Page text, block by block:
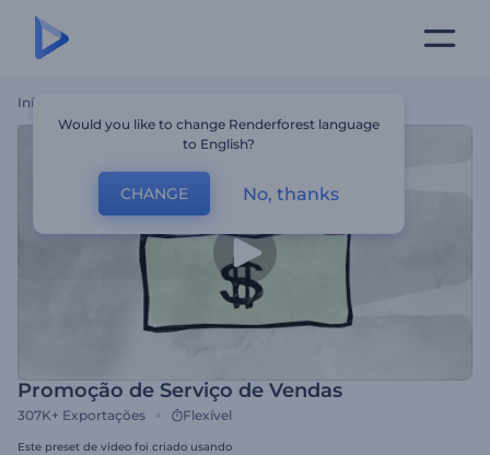
Início
Promoção de Serviço de Vendas
307K+ Exportações Flexível
Este preset de vídeo foi criado usando
Would you like to change Renderforest language
to English?
CHANGE No, thanks